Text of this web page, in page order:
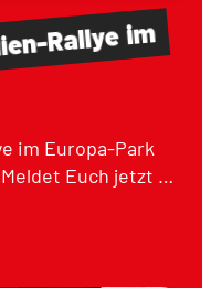
Rallyeim
im Europa-Park
Euch jetzt …